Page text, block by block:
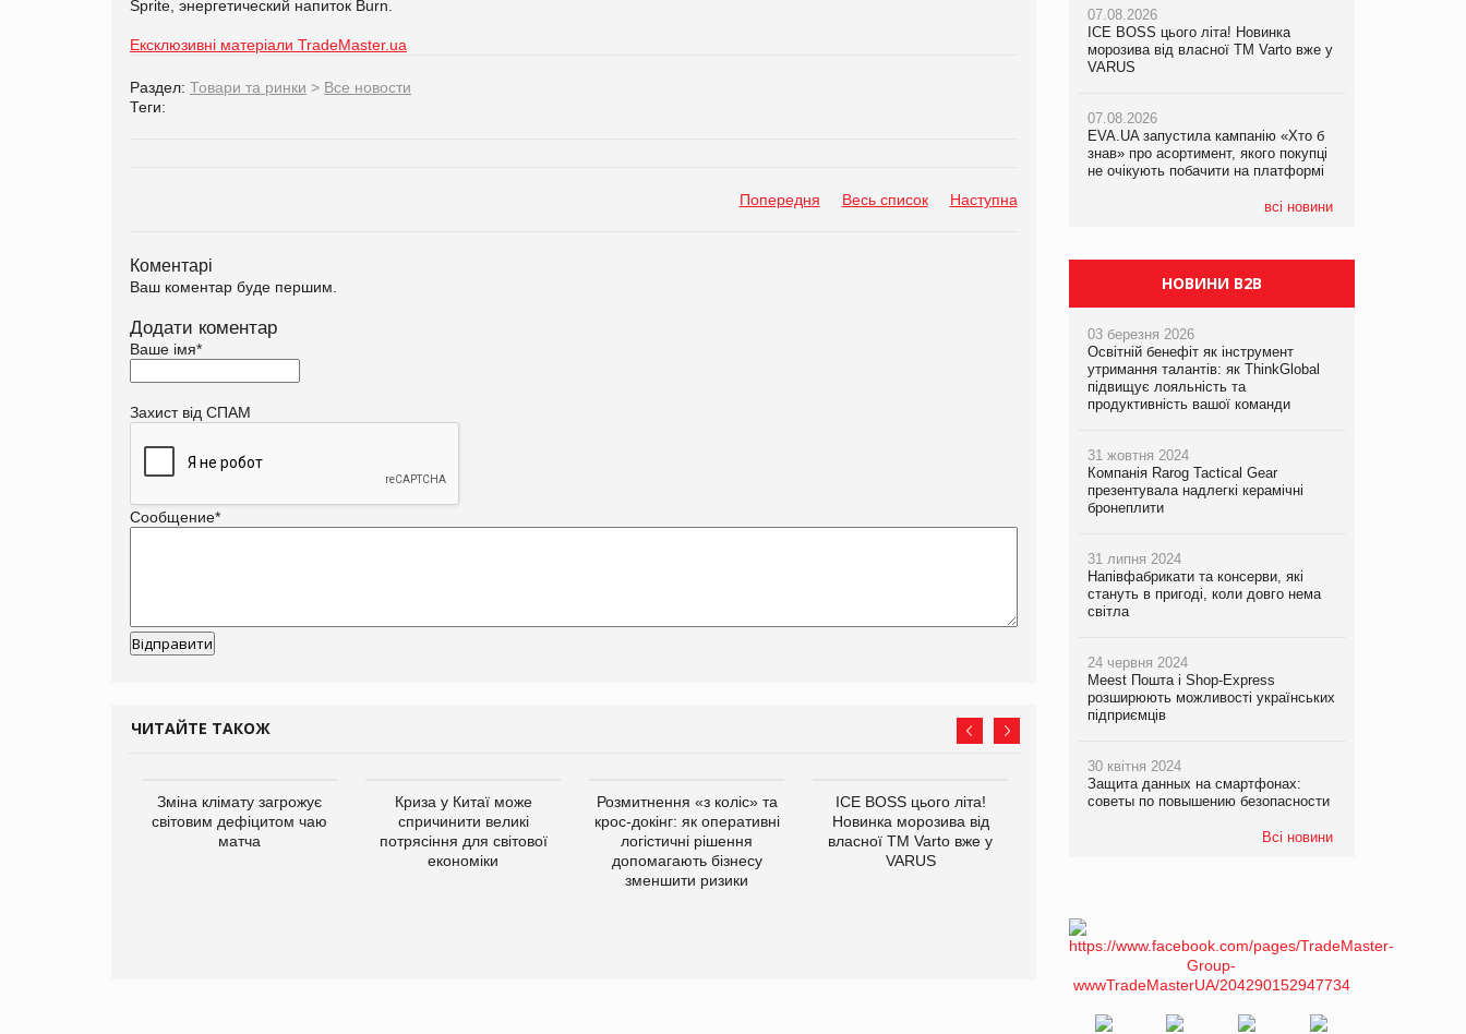
Sprite, энергетический напиток Burn.
Ексклюзивні матеріали TradeMaster.ua
Раздел: Товари та ринки > Все новости
Теги:
Попередня Весь список Наступна
Коментарі
Ваш коментар буде першим.
Додати коментар
Ваше імя*
Захист від СПАМ
Сообщение*
ЧИТАЙТЕ ТАКОЖ
Зміна клімату загрожує
світовим дефіцитом чаю
матча
Криза у Китаї може
спричинити великі
потрясіння для світової
економіки
Розмитнення «з коліс» та
крос-докінг: як оперативні
логістичні рішення
допомагають бізнесу
зменшити ризики
ICE BOSS цього літа!
Новинка морозива від
власної ТМ Varto вже у
VARUS
EVA.UA запустила
Kraft Heinz скоротила
07.08.2026
ICE BOSS цього літа! Новинка
морозива від власної ТМ Varto вже у
VARUS
07.08.2026
EVA.UA запустила кампанію «Хто б
знав» про асортимент, якого покупці
не очікують побачити на платформі
всі новини
07.08.2026
ICE BOSS цього літа! Новинка
морозива від власної ТМ Varto вже у
VARUS
07.08.2026
EVA.UA запустила кампанію «Хто б
знав» про асортимент, якого покупці
не очікують побачити на платформі
07.08.2026
Франція заборонила рекламні дзвінки
НОВИНИ B2B
03 березня 2026
Освітній бенефіт як інструмент
утримання талантів: як ThinkGlobal
підвищує лояльність та
продуктивність вашої команди
31 жовтня 2024
Компанія Rarog Tactical Gear
презентувала надлегкі керамічні
бронеплити
31 липня 2024
Напівфабрикати та консерви, які
стануть в пригоді, коли довго нема
світла
24 червня 2024
Meest Пошта і Shop-Express
розширюють можливості українських
підприємців
30 квітня 2024
Защита данных на смартфонах:
советы по повышению безопасности
Всі новини